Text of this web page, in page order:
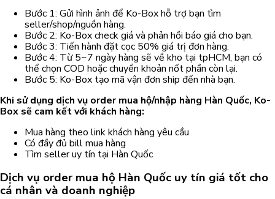
Bước 1: Gửi hình ảnh để Ko-Box hỗ trợ bạn tìm
seller/shop/nguồn hàng.
Bước 2: Ko-Box check giá và phản hồi báo giá cho bạn.
Bước 3: Tiến hành đặt cọc 50% giá trị đơn hàng.
Bước 4: Từ 5~7 ngày hàng sẽ về kho tại tpHCM, bạn có
thể chọn COD hoặc chuyển khoản nốt phần còn lại.
Bước 5: Ko-Box tạo mã vận đơn ship đến nhà bạn.
Khi sử dụng dịch vụ order mua hộ/nhập hàng Hàn Quốc, Ko-
Box sẽ cam kết với khách hàng:
Mua hàng theo link khách hàng yêu cầu
Có đầy đủ bill mua hàng
Tìm seller uy tín tại Hàn Quốc
Dịch vụ order mua hộ Hàn Quốc uy tín giá tốt cho
cá nhân và doanh nghiệp